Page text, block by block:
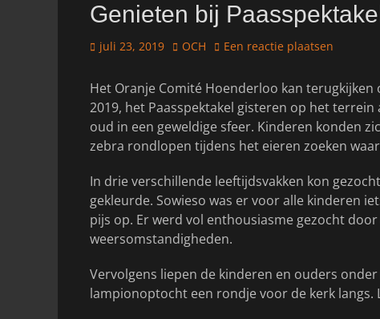
Genieten bij
Geplaatst
juli 23, 2019 Auteur
OCH Een reactie plaatsen
Het Oranje Comité Hoenderloo kan
2019, het Paasspektakel gisteren op het
oud in een geweldige sfeer. Kinderen konden
zebra rondlopen tijdens het eieren zoeken
In drie verschillende leeftijdsvakken kon
gekleurde. Sowieso was er voor alle kinderen
pijs op. Er werd vol enthousiasme gezocht
weersomstandigheden.
Vervolgens liepen de kinderen en ouders
lampionoptocht een rondje voor de kerk langs.